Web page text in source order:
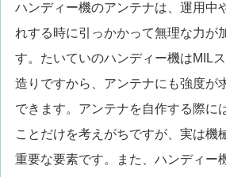
ハンディー機のアンテナは、運用中
れする時に引っかかって無理な力が
す。たいていのハンディー機はMIL
造りですから、アンテナにも強度が
できます。アンテナを自作する際に
ことだけを考えがちですが、実は機
重要な要素です。また、ハンディー